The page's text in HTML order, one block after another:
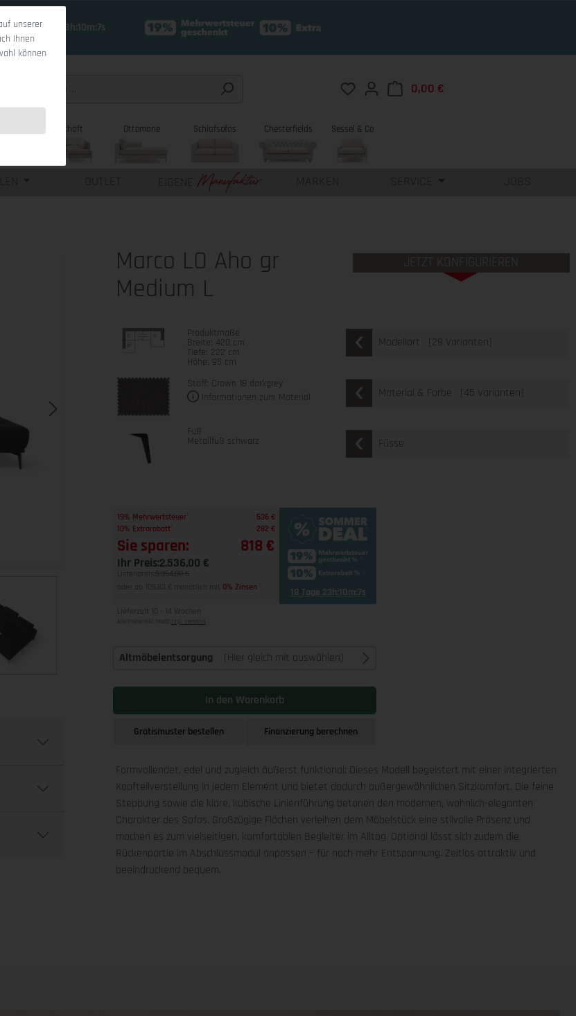
23h:10m:6s
Du hast 0 Produkte auf dem Merkzettel
0,00 €
Wohnlandschaft Ottomane Schlafsofas Chesterfields Sessel & Co
OUTLET EIGENE MARKEN SERVICE JOBS
Marco LO Aho gr
Medium L
JETZT KONFIGURIEREN
Produktmaße
Breite: 420 cm
Tiefe: 222 cm
Höhe: 95 cm
Modellart [29 Varianten]
Stoff: Crown 18 darkgrey
Informationen zum Material
Material & Farbe [45 Varianten]
Fuß
Metallfuß schwarz Füsse
19% Mehrwertsteuer
536 €
10% Extrarabatt
282 €
Sie sparen: 818 €
Ihr Preis:2.536,00 €
Listenpreis: 3.354,00 €
oder ab 109,83 € monatlich mit 0% Zinsen 18 Tage 23h:10m:6s
Lieferzeit 10 - 14 Wochen
Alle Preise inkl. MwSt zzgl. Versand
Altmöbelentsorgung (Hier gleich mit auswählen)
In den Warenkorb
Gratismuster bestellen Finanzierung berechnen
Formvollendet, edel und zugleich äußerst funktional: Dieses Modell begeistert mit einer integrierten
Kopfteilverstellung in jedem Element und bietet dadurch außergewöhnlichen Sitzkomfort. Die feine
Steppung sowie die klare, kubische Linienführung betonen den modernen, wohnlich-eleganten
Charakter des Sofas. Großzügige Flächen verleihen dem Möbelstück eine stilvolle Präsenz und
machen es zum vielseitigen, komfortablen Begleiter im Alltag. Optional lässt sich zudem die
Rückenpartie im Abschlussmodul anpassen – für noch mehr Entspannung. Zeitlos attraktiv und
beeindruckend bequem.
unserer
Ihnen
können